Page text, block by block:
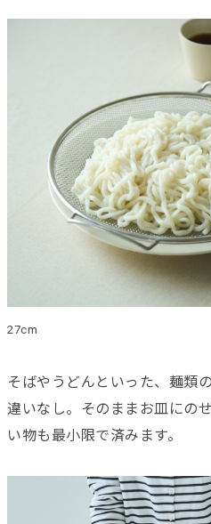
27cm
そばやうどんといった、麺類
違いなし。そのままお皿にの
い物も最小限で済みます。